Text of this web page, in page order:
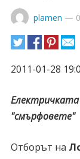
plamen —
2011-01-28
Електричката
"смърфовете"
Отборът на